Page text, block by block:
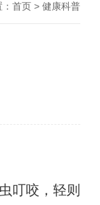
首页 > 健康科普
叮咬，轻则